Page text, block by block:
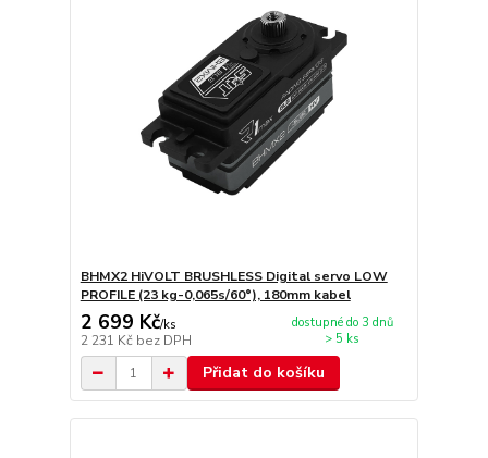
BHMX2 HiVOLT BRUSHLESS Digital servo LOW
PROFILE (23 kg-0,065s/60°), 180mm kabel
2 699 Kč/ks
2 231 Kč bez DPH
dostupné do 3 dnů
> 5 ks
Přidat do košíku